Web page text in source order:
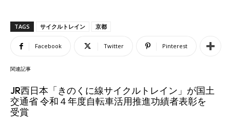
TAGS サイクルトレイン 京都
Facebook Twitter Pinterest
関連記事
JR西日本「きのくに線サイクルトレイン」が国土
交通省 令和４年度自転車活用推進功績者表彰を
受賞